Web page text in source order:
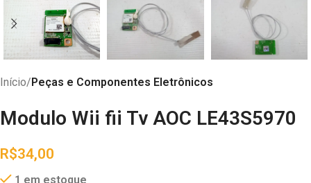
Início Peças e Componentes Eletrônicos
Modulo Wii fii Tv AOC LE43S5970
R$34,00
1 em estoque